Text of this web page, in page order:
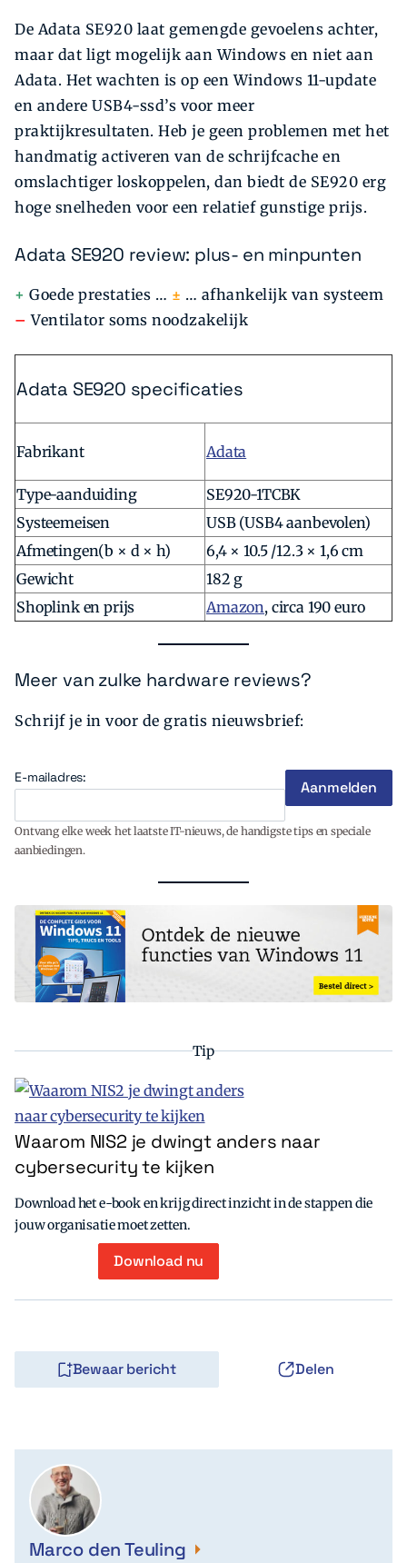
De Adata SE920 laat gemengde gevoelens achter,
maar dat ligt mogelijk aan Windows en niet aan
Adata. Het wachten is op een Windows 11-update
en andere USB4-ssd’s voor meer
praktijkresultaten. Heb je geen problemen met het
handmatig activeren van de schrijfcache en
omslachtiger loskoppelen, dan biedt de SE920 erg
hoge snelheden voor een relatief gunstige prijs.
Adata SE920 review: plus- en minpunten
+ Goede prestaties … ± … afhankelijk van systeem
– Ventilator soms noodzakelijk
Adata SE920 specificaties
Fabrikant Adata
Type-aanduiding
SE920-1TCBK
Systeemeisen
USB (USB4 aanbevolen)
Afmetingen(b × d × h)
6,4 × 10.5 /12.3 × 1,6 cm
Gewicht
182 g
Shoplink en prijs
Amazon, circa 190 euro
Meer van zulke hardware reviews?
Schrijf je in voor de gratis nieuwsbrief:
E-mailadres:
Ontvang elke week het laatste IT-nieuws, de handigste tips en speciale
aanbiedingen.
Tip
Waarom NIS2 je dwingt anders naar
cybersecurity te kijken
Download het e-book en krijg direct inzicht in de stappen die
jouw organisatie moet zetten.
Download nu
Bewaar bericht Delen
Marco den Teuling